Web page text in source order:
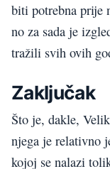
biti potrebna prije
no za sada je
tražili svih ovih
Zaključak
Što je, dakle,
njega je relativno
kojoj se nalazi